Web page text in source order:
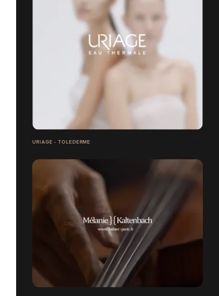
URIAGE - TOLEDERME